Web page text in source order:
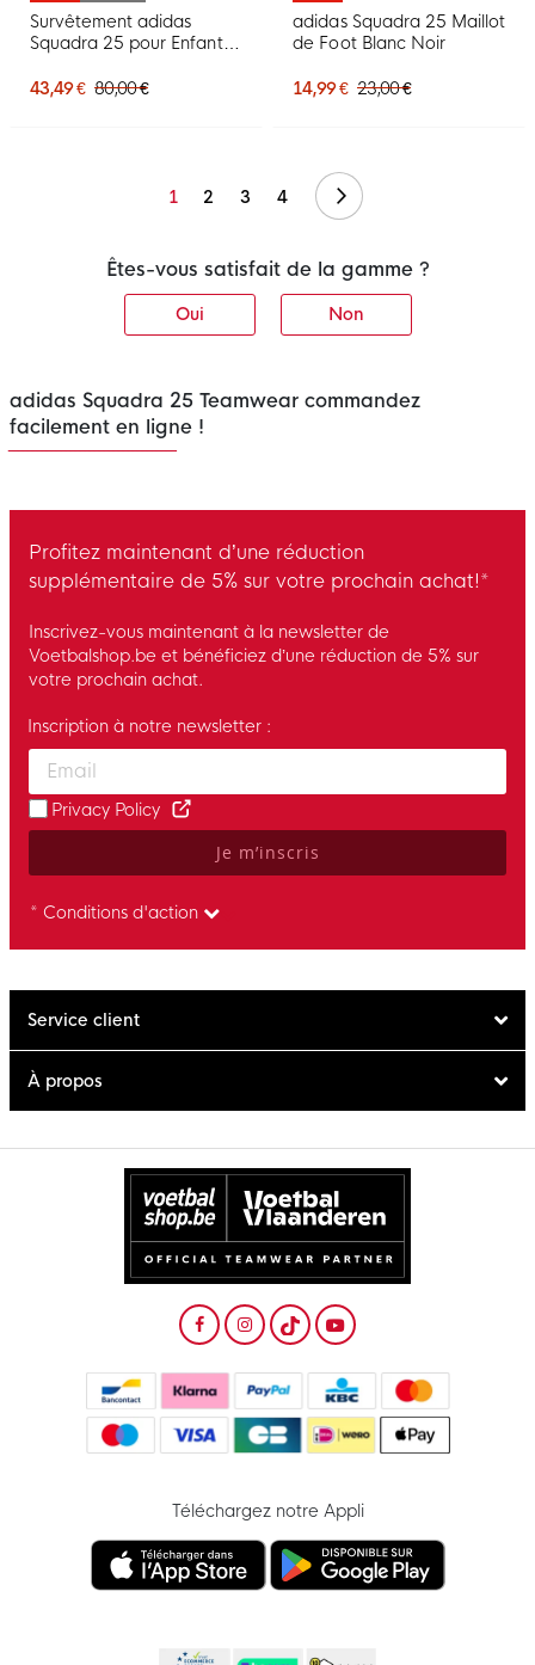
Survêtement adidas
Squadra 25 pour Enfants,
43,49 € 80,00 €
adidas Squadra 25 Maillot
de Foot Blanc Noir
14,99 € 23,00 €
1 2 3 4 Suivant
Êtes-vous satisfait de la gamme ?
Oui Non
adidas Squadra 25 Teamwear commandez
facilement en ligne !
Profitez maintenant d’une réduction
supplémentaire de 5% sur votre prochain achat!*
Inscrivez-vous maintenant à la newsletter de
Voetbalshop.be et bénéficiez d’une réduction de 5% sur
votre prochain achat.
Enter your email and accept the privacy policy to subscribe to
Inscription à notre newsletter :
Privacy Policy
Je m’inscris
* Conditions d'action
Service client
À propos
Téléchargez notre Appli